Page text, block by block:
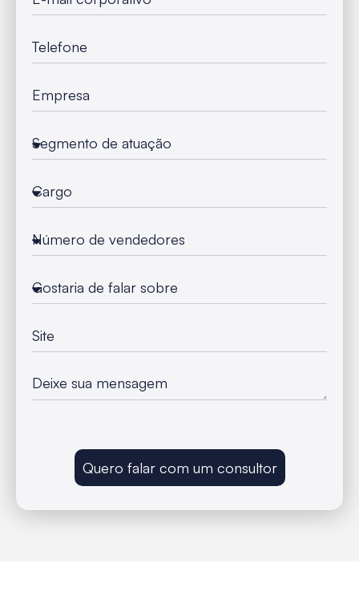
Quero falar com um consultor